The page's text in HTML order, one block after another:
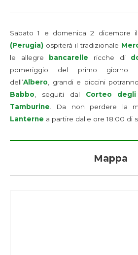
Sabato 1 e domenica 2 dicembre
(Perugia) ospiterà il tradizionale
le allegre bancarelle ricche di
pomeriggio del primo giorno
dell’Albero, grandi e piccini
Babbo, seguiti dal Corteo
Tamburine. Da non perdere la
Lanterne a partire dalle ore 18:00 di
Mappa